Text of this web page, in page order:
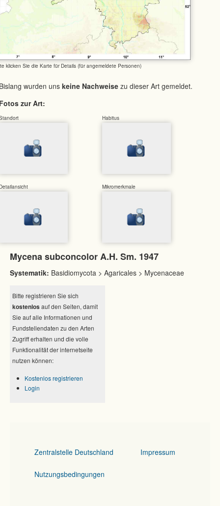
klicken Sie die Karte für Details (für angemeldete Personen)
wurden uns keine Nachweise zu dieser Art gemeldet.
zur Art:
Habitus
Mikromerkmale
Mycena subconcolor A.H. Sm. 1947
Systematik: Basidiomycota > Agaricales > Mycenaceae
Bitte registrieren Sie sich
kostenlos auf den Seiten, damit
Sie auf alle Informationen und
Fundstellendaten zu den Arten
Zugriff erhalten und die volle
Funktionalität der internetseite
nutzen können:
Kostenlos registrieren
Login
Zentralstelle Deutschland Impressum
Nutzungsbedingungen